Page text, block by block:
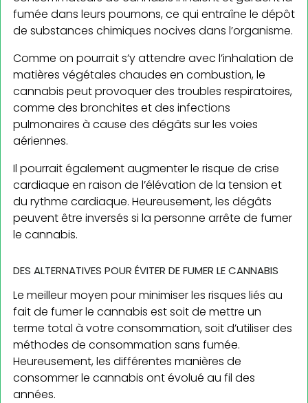
fumée dans leurs poumons, ce qui entraîne le dépôt
de substances chimiques nocives dans l’organisme.
Comme on pourrait s’y attendre avec l’inhalation de
matières végétales chaudes en combustion, le
cannabis peut provoquer des troubles respiratoires,
comme des bronchites et des infections
pulmonaires à cause des dégâts sur les voies
aériennes.
Il pourrait également augmenter le risque de crise
cardiaque en raison de l’élévation de la tension et
du rythme cardiaque. Heureusement, les dégâts
peuvent être inversés si la personne arrête de fumer
le cannabis.
DES ALTERNATIVES POUR ÉVITER DE FUMER LE CANNABIS
Le meilleur moyen pour minimiser les risques liés au
fait de fumer le cannabis est soit de mettre un
terme total à votre consommation, soit d’utiliser des
méthodes de consommation sans fumée.
Heureusement, les différentes manières de
consommer le cannabis ont évolué au fil des
années.